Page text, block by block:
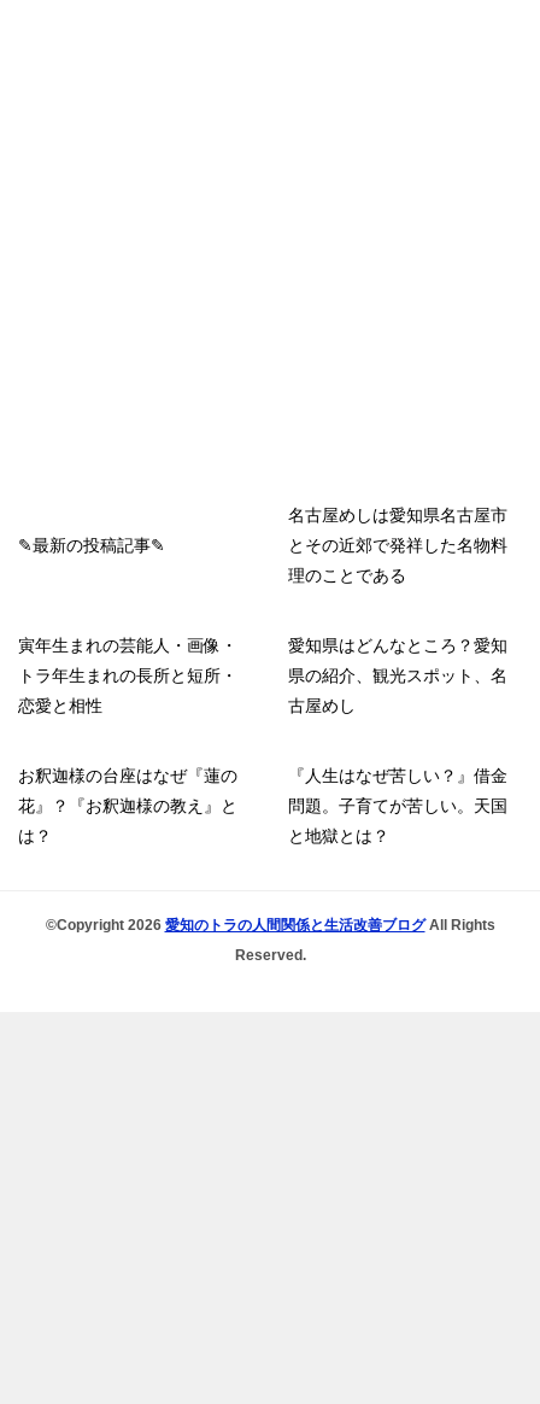
✎最新の投稿記事✎
名古屋めしは愛知県名古屋市
とその近郊で発祥した名物料
理のことである
寅年生まれの芸能人・画像・
トラ年生まれの長所と短所・
恋愛と相性
愛知県はどんなところ？愛知
県の紹介、観光スポット、名
古屋めし
お釈迦様の台座はなぜ『蓮の
花』？『お釈迦様の教え』と
は？
『人生はなぜ苦しい？』借金
問題。子育てが苦しい。天国
と地獄とは？
©Copyright 2026 愛知のトラの人間関係と生活改善ブログAll Rights
Reserved.